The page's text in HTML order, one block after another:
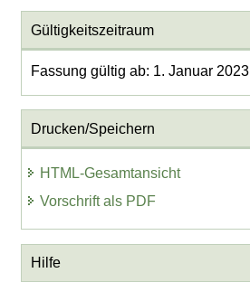
Gültigkeitszeitraum
Fassung gültig ab: 1. Januar 2023
Drucken/Speichern
HTML-Gesamtansicht
Vorschrift als PDF
Hilfe